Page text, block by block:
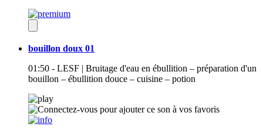
bouillon doux 01
01:50 - LESF | Bruitage d'eau en ébullition – préparation d'un
bouillon – ébullition douce – cuisine – potion